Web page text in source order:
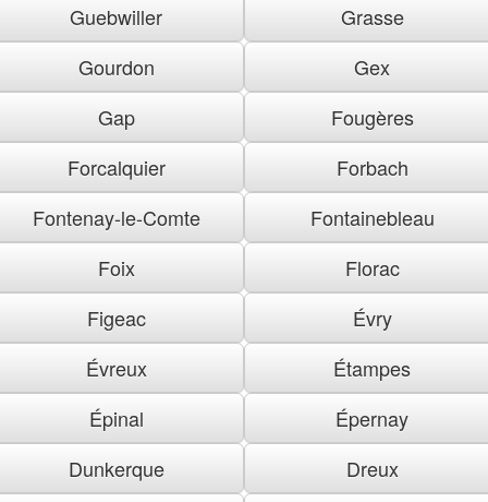
Guebwiller
Grasse
Gourdon
Gex
Gap
Fougères
Forcalquier
Forbach
Fontenay-le-Comte
Fontainebleau
Foix
Florac
Figeac
Évry
Évreux
Étampes
Épinal
Épernay
Dunkerque
Dreux